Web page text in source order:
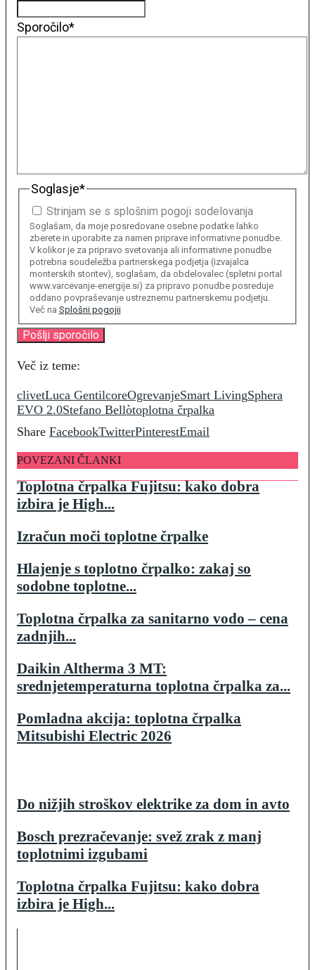
Sporočilo*
Soglasje*
Strinjam se s splošnim pogoji sodelovanja
Soglašam, da moje posredovane osebne podatke lahko
zberete in uporabite za namen priprave informativne ponudbe.
V kolikor je za pripravo svetovanja ali informativne ponudbe
potrebna soudeležba partnerskega podjetja (izvajalca
monterskih storitev), soglašam, da obdelovalec (spletni portal
www.varcevanje-energije.si) za pripravo ponudbe posreduje
oddano povpraševanje ustreznemu partnerskemu podjetju.
Več na Splošni pogojii
Več iz teme:
clivetLuca GentilcoreOgrevanjeSmart LivingSphera
EVO 2.0Stefano Bellòtoplotna črpalka
Share FacebookTwitterPinterestEmail
POVEZANI ČLANKI
Toplotna črpalka Fujitsu: kako dobra
izbira je High...
Izračun moči toplotne črpalke
Hlajenje s toplotno črpalko: zakaj so
sodobne toplotne...
Toplotna črpalka za sanitarno vodo – cena
zadnjih...
Daikin Altherma 3 MT:
srednjetemperaturna toplotna črpalka za...
Pomladna akcija: toplotna črpalka
Mitsubishi Electric 2026
Do nižjih stroškov elektrike za dom in avto
Bosch prezračevanje: svež zrak z manj
toplotnimi izgubami
Toplotna črpalka Fujitsu: kako dobra
izbira je High...